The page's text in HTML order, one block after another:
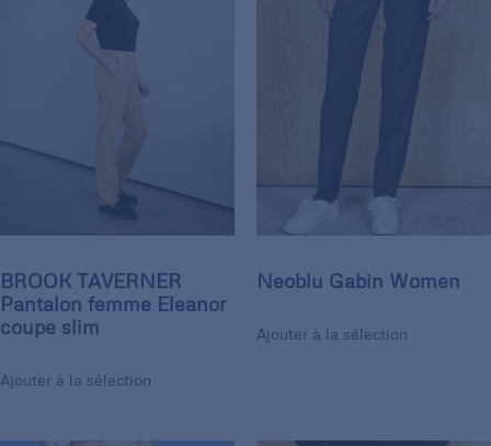
BROOK TAVERNER
Pantalon femme Eleanor
coupe slim
Ajouter à la sélection
Neoblu Gabin Women
Ajouter à la sélection